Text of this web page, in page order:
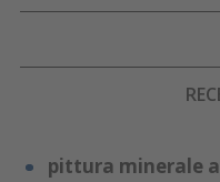
pittura minerale